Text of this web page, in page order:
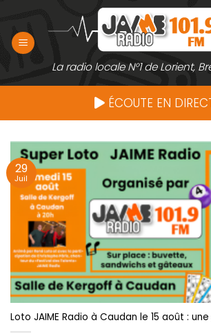
contenu
La radio locale N°1 de Lorient,
ÉCOUTE EN
Loto JAIME Radio à Caudan le 15 août :
29
Juil